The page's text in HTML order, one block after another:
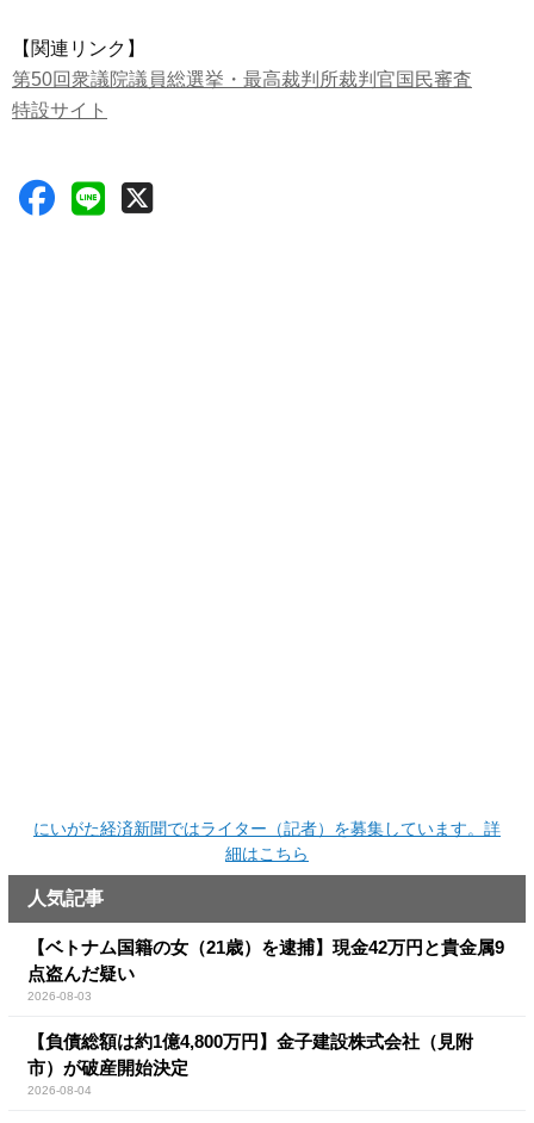
【関連リンク】
第50回衆議院議員総選挙・最高裁判所裁判官国民審査
特設サイト
にいがた経済新聞ではライター（記者）を募集しています。詳
細はこちら
人気記事
【ベトナム国籍の女（21歳）を逮捕】現金42万円と貴金属9
点盗んだ疑い
2026-08-03
【負債総額は約1億4,800万円】金子建設株式会社（見附
市）が破産開始決定
2026-08-04